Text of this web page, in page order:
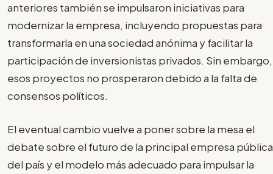
anteriores también se impulsaron iniciativas para
modernizar la empresa, incluyendo propuestas para
transformarla en una sociedad anónima y facilitar la
participación de inversionistas privados. Sin embargo,
esos proyectos no prosperaron debido a la falta de
consensos políticos.
El eventual cambio vuelve a poner sobre la mesa el
debate sobre el futuro de la principal empresa pública
del país y el modelo más adecuado para impulsar la